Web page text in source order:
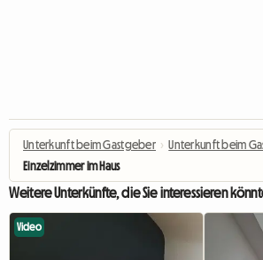
Unterkunft beim Gastgeber › Unterkunft beim
Einzelzimmer im Haus
Weitere Unterkünfte, die Sie interessieren
Video